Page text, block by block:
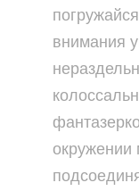
внимания
окружении